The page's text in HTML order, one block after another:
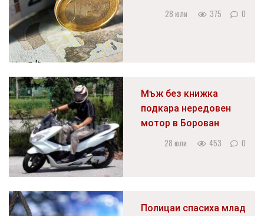
28 юли 375 0
Мъж без книжка
подкара нередовен
мотор в Борован
28 юли 453 0
Полицаи спасиха млад